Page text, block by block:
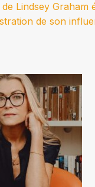
Lindsey Graham
de son